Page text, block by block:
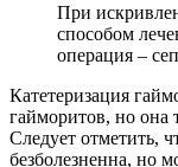
При
способом
операция –
Катетеризация
гайморитов, но она
Следует отметить,
безболезненна, но